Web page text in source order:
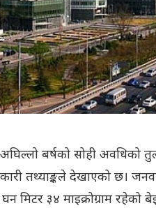
बर्षको सोही अवधिको
तथ्याङ्कले देखाएको छ।
मिटर ३४ माइक्रोग्राम रहेको